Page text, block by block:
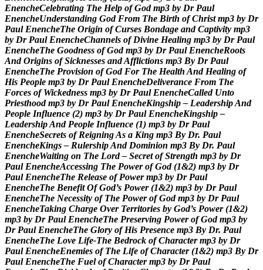
EnencheCelebrating The Help of God mp3 by Dr Paul
EnencheUnderstanding God From The Birth of Christ mp3 by Dr
Paul EnencheThe Origin of Curses Bondage and Captivity mp3
by Dr Paul EnencheChannels of Divine Healing mp3 by Dr Paul
EnencheThe Goodness of God mp3 by Dr Paul EnencheRoots
And Origins of Sicknesses andAfflictions mp3 By Dr Paul
EnencheThe Provision of God For The Health And Healing of
His People mp3 by Dr Paul EnencheDeliverance From The
Forces of Wickedness mp3 by Dr Paul EnencheCalled Unto
Priesthood mp3 by Dr Paul EnencheKingship – LeadershipAnd
People Influence (2) mp3 by Dr Paul EnencheKingship –
LeadershipAnd People Influence (1) mp3 by Dr Paul
EnencheSecrets of ReigningAs a King mp3 By Dr. Paul
EnencheKings – RulershipAnd Dominion mp3 By Dr. Paul
EnencheWaiting on The Lord – Secret of Strength mp3 by Dr
Paul EnencheAccessing The Power of God (1&2) mp3 by Dr
Paul EnencheThe Release of Power mp3 by Dr Paul
EnencheThe Benefit Of God’s Power (1&2) mp3 by Dr Paul
EnencheThe Necessity of The Power of God mp3 by Dr Paul
EnencheTaking Charge Over Territories by God’s Power (1&2)
mp3 by Dr Paul EnencheThe Preserving Power of God mp3 by
Dr Paul EnencheThe Glory of His Presence mp3 By Dr. Paul
EnencheThe Love Life-The Bedrock of Character mp3 by Dr
Paul EnencheEnemies of The Life of Character (1&2) mp3 By Dr
Paul EnencheThe Fuel of Character mp3 by Dr Paul